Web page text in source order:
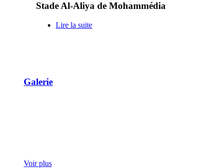
Stade Al-Aliya de Mohammédia
Lire la suite
Galerie
Voir plus